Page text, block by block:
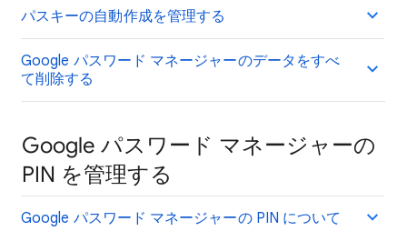
パスキーの自動作成を管理する
Google パスワード マネージャーのデータをすべ
て削除する
Google パスワード マネージャーの
PIN を管理する
Google パスワード マネージャーの PIN について